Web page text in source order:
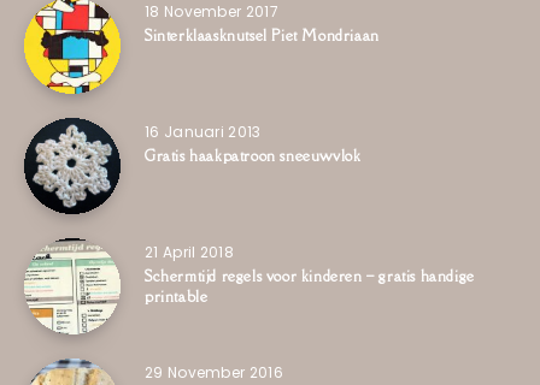
18 November 2017
Sinterklaasknutsel Piet Mondriaan
16 Januari 2013
Gratis haakpatroon sneeuwvlok
21 April 2018
Schermtijd regels voor kinderen – gratis handige
printable
29 November 2016